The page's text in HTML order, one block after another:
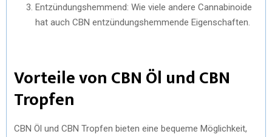
Entzündungshemmend: Wie viele andere Cannabinoide
hat auch CBN entzündungshemmende Eigenschaften.
Vorteile von CBN Öl und CBN
Tropfen
CBN Öl und CBN Tropfen bieten eine bequeme Möglichkeit,